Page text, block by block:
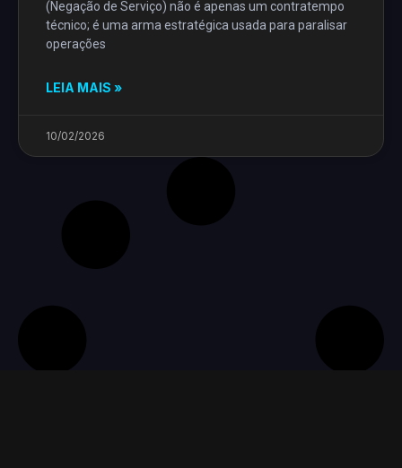
(Negação de Serviço) não é apenas um contratempo
técnico; é uma arma estratégica usada para paralisar
operações
LEIA MAIS »
10/02/2026